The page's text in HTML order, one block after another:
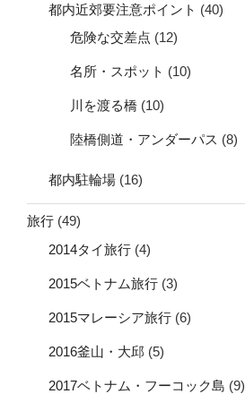
都内近郊要注意ポイント (40)
危険な交差点 (12)
名所・スポット (10)
川を渡る橋 (10)
陸橋側道・アンダーパス (8)
都内駐輪場 (16)
旅行 (49)
2014タイ旅行 (4)
2015ベトナム旅行 (3)
2015マレーシア旅行 (6)
2016釜山・大邱 (5)
2017ベトナム・フーコック島 (9)